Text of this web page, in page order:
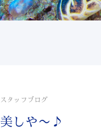
スタッフブログ
美しや〜♪